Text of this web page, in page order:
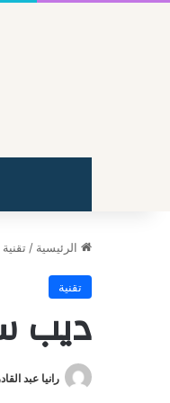
الرئيسية / تقنية
تقنية
ديب
رانيا عبد